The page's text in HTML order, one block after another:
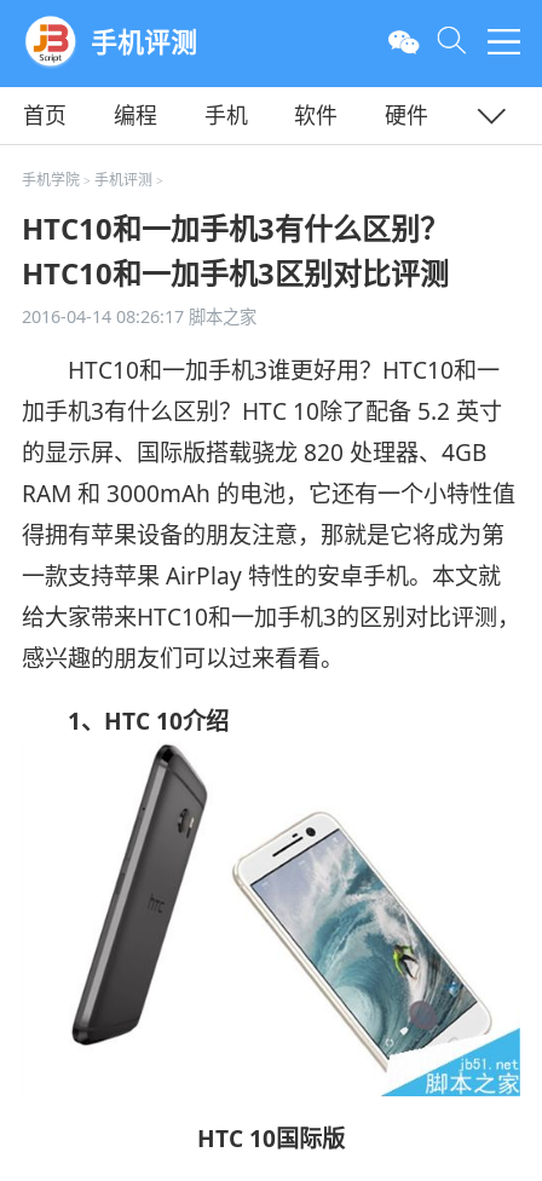
手机评测
首页 编程 手机 软件
硬件
教程
平面
手机学院> 手机评测 >
HTC10和一加手机3有什么区别？
HTC10和一加手机3区别对比评测
2016-04-14 08:26:17脚本之家
HTC10和一加手机3谁更好用？HTC10和一
加手机3有什么区别？HTC 10除了配备 5.2 英寸
的显示屏、国际版搭载骁龙 820 处理器、4GB
RAM 和 3000mAh 的电池，它还有一个小特性值
得拥有苹果设备的朋友注意，那就是它将成为第
一款支持苹果 AirPlay 特性的安卓手机。本文就
给大家带来HTC10和一加手机3的区别对比评测，
感兴趣的朋友们可以过来看看。
1、HTC 10介绍
HTC 10国际版